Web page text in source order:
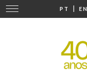
PT | EN
Mudar
navegação